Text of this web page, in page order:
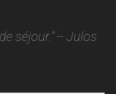
séjour." -- Julos